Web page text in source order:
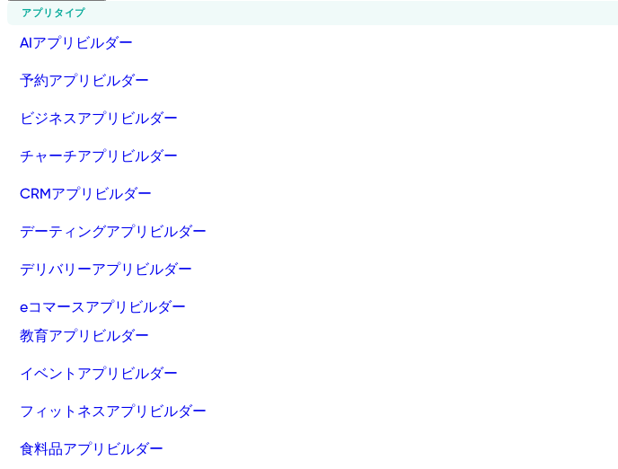
アプリタイプ
AIアプリビルダー
予約アプリビルダー
ビジネスアプリビルダー
チャーチアプリビルダー
CRMアプリビルダー
デーティングアプリビルダー
デリバリーアプリビルダー
eコマースアプリビルダー
教育アプリビルダー
イベントアプリビルダー
フィットネスアプリビルダー
食料品アプリビルダー